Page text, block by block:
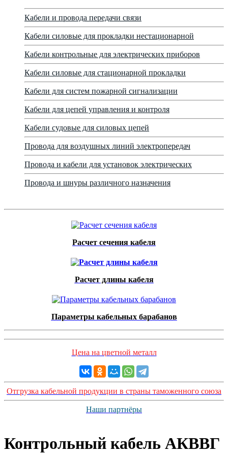
Кабели и провода передачи связи
Кабели силовые для прокладки нестационарной
Кабели контрольные для электрических приборов
Кабели силовые для стационарной прокладки
Кабели для систем пожарной сигнализации
Кабели для цепей управления и контроля
Кабели судовые для силовых цепей
Провода для воздушных линий электропередач
Провода и кабели для установок электрических
Провода и шнуры различного назначения
Расчет сечения кабеля
Расчет длины кабеля
Параметры кабельных барабанов
Цена на цветной металл
Отгрузка кабельной продукции в страны таможенного союза
Наши партнёры
Контрольный кабель AКВВГ